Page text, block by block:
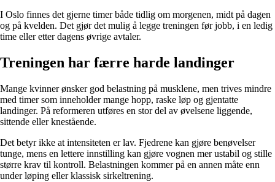
I Oslo finnes det gjerne timer både tidlig om morgenen, midt på dagen
og på kvelden. Det gjør det mulig å legge treningen før jobb, i en ledig
time eller etter dagens øvrige avtaler.
Treningen har færre harde landinger
Mange kvinner ønsker god belastning på musklene, men trives mindre
med timer som inneholder mange hopp, raske løp og gjentatte
landinger. På reformeren utføres en stor del av øvelsene liggende,
sittende eller knestående.
Det betyr ikke at intensiteten er lav. Fjedrene kan gjøre benøvelser
tunge, mens en lettere innstilling kan gjøre vognen mer ustabil og stille
større krav til kontroll. Belastningen kommer på en annen måte enn
under løping eller klassisk sirkeltrening.